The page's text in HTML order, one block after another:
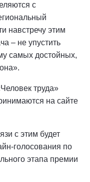
с
навстречу этим
– не упустить
самых достойных,
труда»
на сайте
с этим будет
голосования по
этапа премии